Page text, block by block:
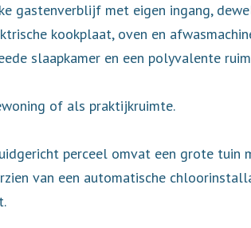
gastenverblijf met eigen ingang,
kookplaat, oven en
slaapkamer en een polyvalente
of als praktijkruimte.
perceel omvat een grote tuin
van een automatische